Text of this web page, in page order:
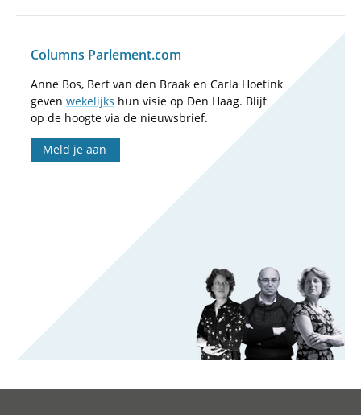
Columns Parlement.com
Anne Bos, Bert van den Braak en Carla Hoetink
geven wekelijks hun visie op Den Haag. Blijf
op de hoogte via de nieuwsbrief.
Meld je aan